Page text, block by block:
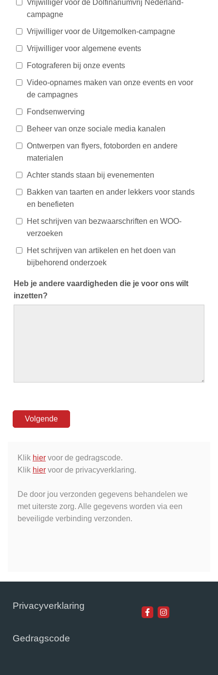
Vrijwilliger voor de Dolfinariumvrij Nederland-
campagne
Vrijwilliger voor de Uitgemolken-campagne
Vrijwilliger voor algemene events
Fotograferen bij onze events
Video-opnames maken van onze events en voor
de campagnes
Fondsenwerving
Beheer van onze sociale media kanalen
Ontwerpen van flyers, fotoborden en andere
materialen
Achter stands staan bij evenementen
Bakken van taarten en ander lekkers voor stands
en benefieten
Het schrijven van bezwaarschriften en WOO-
verzoeken
Het schrijven van artikelen en het doen van
bijbehorend onderzoek
Heb je andere vaardigheden die je voor ons wilt
inzetten?
Volgende
Klik hier voor de gedragscode.
Klik hier voor de privacyverklaring.
De door jou verzonden gegevens behandelen we
met uiterste zorg. Alle gegevens worden via een
beveiligde verbinding verzonden.
Privacyverklaring
Gedragscode
Visit